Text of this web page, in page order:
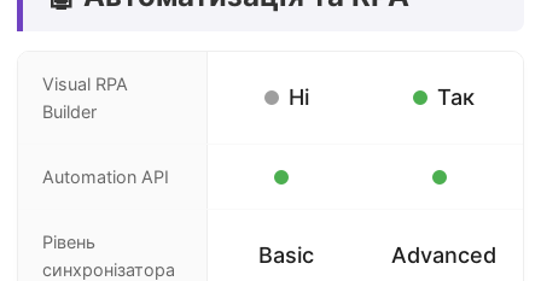
Visual RPA
Builder
Ні Так
Automation API
Рівень
синхронізатора
Basic Advanced